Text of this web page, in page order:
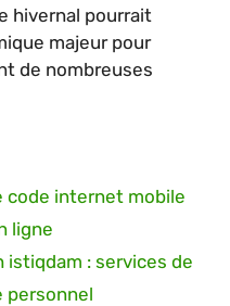
hivernal pourrait
majeur pour
de nombreuses
code internet mobile
ligne
istiqdam : services de
personnel